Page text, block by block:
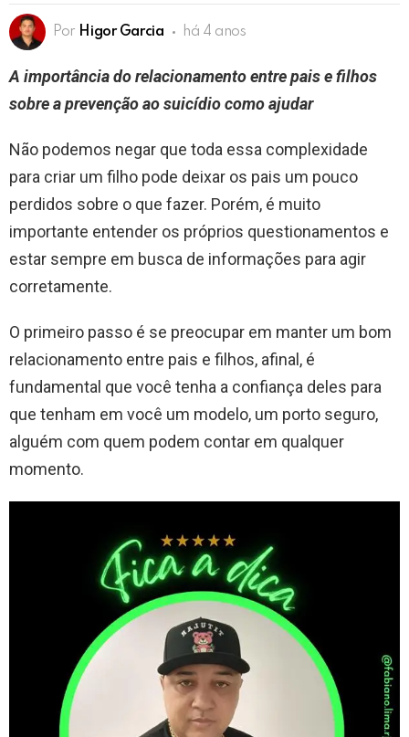
Por Higor Garcia há 4 anos
A importância do relacionamento entre pais e filhos
sobre a prevenção ao suicídio como ajudar
Não podemos negar que toda essa complexidade
para criar um filho pode deixar os pais um pouco
perdidos sobre o que fazer. Porém, é muito
importante entender os próprios questionamentos e
estar sempre em busca de informações para agir
corretamente.
O primeiro passo é se preocupar em manter um bom
relacionamento entre pais e filhos, afinal, é
fundamental que você tenha a confiança deles para
que tenham em você um modelo, um porto seguro,
alguém com quem podem contar em qualquer
momento.